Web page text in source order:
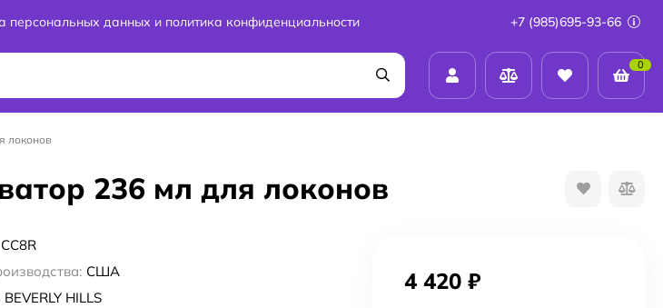
персональных данных и политика конфиденциальности +7 (985)695-93-66
0
локонов
236 мл для локонов
CC8R
США
BEVERLY HILLS
4 420 ₽